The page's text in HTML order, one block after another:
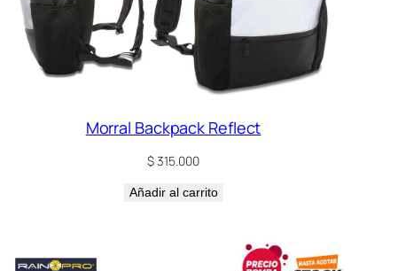
Morral Backpack Reflect
$315.000
Añadir al carrito